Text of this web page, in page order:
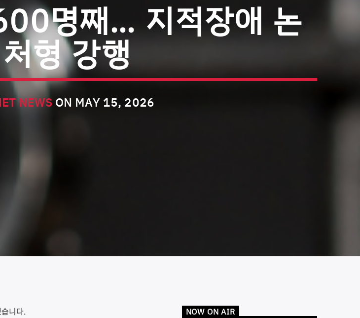
명째… 지적장애 논
형 강행
NEWS ON MAY 15, 2026
니다. NOW ON AIR